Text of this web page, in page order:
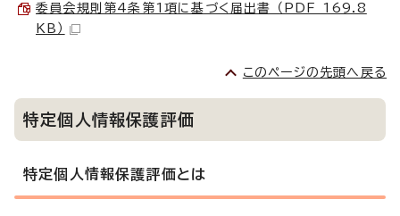
委員会規則第4条第1項に基づく届出書 （PDF 169.8
KB）
このページの先頭へ戻る
特定個人情報保護評価
特定個人情報保護評価とは